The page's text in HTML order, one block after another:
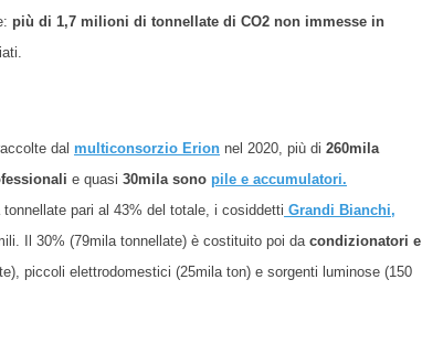
più di 1,7 milioni di tonnellate di CO2 non immesse in
dal multiconsorzio Erion nel 2020, più di 260mila
e quasi 30mila sono pile e accumulatori.
pari al 43% del totale, i cosiddetti Grandi Bianchi,
Il 30% (79mila tonnellate) è costituito poi da condizionatori e
piccoli elettrodomestici (25mila ton) e sorgenti luminose (150